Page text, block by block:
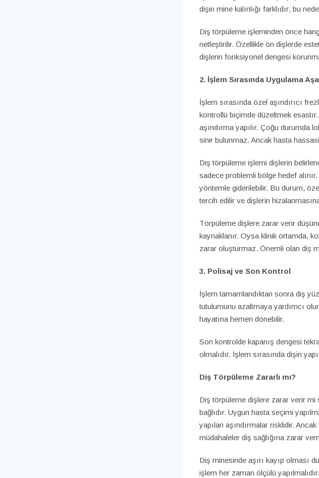
dişin mine kalınlığı farklıdır; bu
Diş törpüleme işleminden önce
netleştirilir. Özellikle ön dişlerde
dişlerin fonksiyonel dengesi
2. İşlem Sırasında Uygulama
İşlem sırasında özel aşındırıcı
kontrollü biçimde düzeltmek
aşındırma yapılır. Çoğu durumda
sinir bulunmaz. Ancak hasta
Diş törpüleme işlemi dişlerin
sadece problemli bölge hedef
yöntemle giderilebilir. Bu durum,
tercih edilir ve dişlerin
Törpüleme dişlere zarar verir
kaynaklanır. Oysa klinik ortamda,
zarar oluşturmaz. Önemli olan diş
3. Polisaj ve Son Kontrol
İşlem tamamlandıktan sonra diş
tutulumunu azaltmaya yardımcı
hayatına hemen dönebilir.
Son kontrolde kapanış dengesi
olmalıdır. İşlem sırasında dişin
Diş Törpüleme Zararlı mı?
Diş törpüleme dişlere zarar verir mi
bağlıdır. Uygun hasta seçimi
yapılan aşındırmalar risklidir.
müdahaleler diş sağlığına zarar
Diş minesinde aşırı kayıp olması
işlem her zaman ölçülü